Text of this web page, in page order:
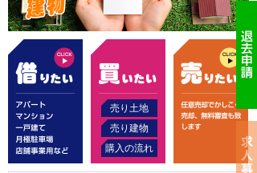
売り土地
売り建物
購入の流れ